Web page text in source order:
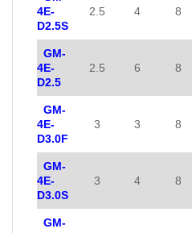
4E-
D2.5S
2.5 4 8
GM-
4E-
D2.5
2.5 6 8
GM-
4E-
D3.0F
3 3 8
GM-
4E-
D3.0S
3 4 8
GM-